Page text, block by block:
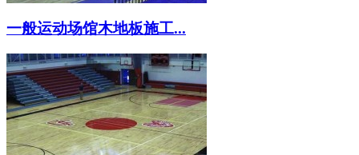
一般运动场馆木地板施工...